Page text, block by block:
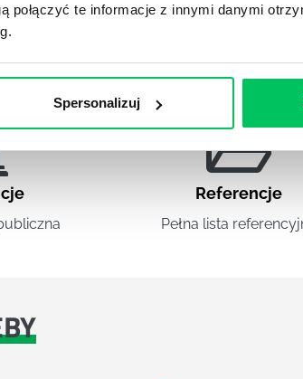
połączyć te informacje z innymi danymi
Spersonalizuj
Referencje
Pełna lista